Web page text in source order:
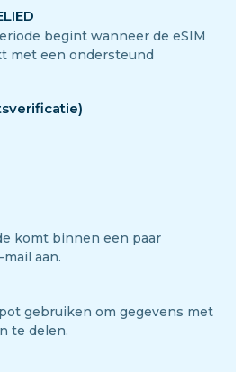
begint wanneer de eSIM
met een ondersteund
komt binnen een paar
aan.
gebruiken om gegevens met
te delen.